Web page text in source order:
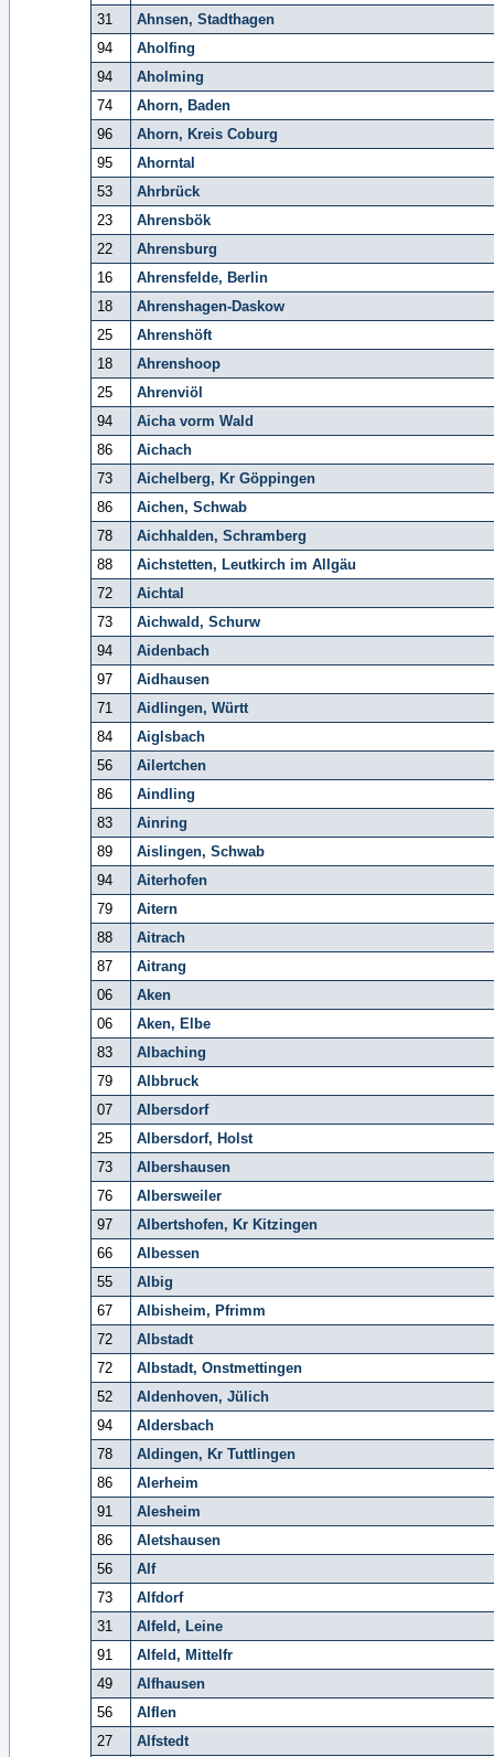
31
Ahnsen, Stadthagen
94
Aholfing
94
Aholming
74
Ahorn, Baden
96
Ahorn, Kreis Coburg
95
Ahorntal
53
Ahrbrück
23
Ahrensbök
22
Ahrensburg
16
Ahrensfelde, Berlin
18
Ahrenshagen-Daskow
25
Ahrenshöft
18
Ahrenshoop
25
Ahrenviöl
94
Aicha vorm Wald
86
Aichach
73
Aichelberg, Kr Göppingen
86
Aichen, Schwab
78
Aichhalden, Schramberg
88
Aichstetten, Leutkirch im Allgäu
72
Aichtal
73
Aichwald, Schurw
94
Aidenbach
97
Aidhausen
71
Aidlingen, Württ
84
Aiglsbach
56
Ailertchen
86
Aindling
83
Ainring
89
Aislingen, Schwab
94
Aiterhofen
79
Aitern
88
Aitrach
87
Aitrang
06
Aken
06
Aken, Elbe
83
Albaching
79
Albbruck
07
Albersdorf
25
Albersdorf, Holst
73
Albershausen
76
Albersweiler
97
Albertshofen, Kr Kitzingen
66
Albessen
55
Albig
67
Albisheim, Pfrimm
72
Albstadt
72
Albstadt, Onstmettingen
52
Aldenhoven, Jülich
94
Aldersbach
78
Aldingen, Kr Tuttlingen
86
Alerheim
91
Alesheim
86
Aletshausen
56
Alf
73
Alfdorf
31
Alfeld, Leine
91
Alfeld, Mittelfr
49
Alfhausen
56
Alflen
27
Alfstedt